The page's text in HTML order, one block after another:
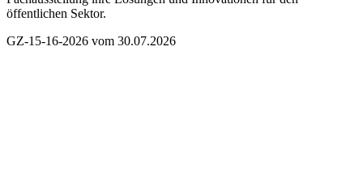
öffentlichen Sektor.
GZ-15-16-2026 vom 30.07.2026